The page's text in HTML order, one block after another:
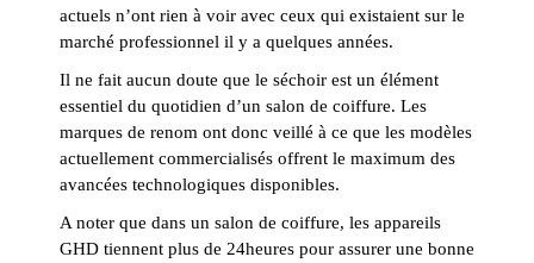
actuels n’ont rien à voir avec ceux qui existaient sur le
marché professionnel il y a quelques années.
Il ne fait aucun doute que le séchoir est un élément
essentiel du quotidien d’un salon de coiffure. Les
marques de renom ont donc veillé à ce que les modèles
actuellement commercialisés offrent le maximum des
avancées technologiques disponibles.
A noter que dans un salon de coiffure, les appareils
GHD tiennent plus de 24heures pour assurer une bonne